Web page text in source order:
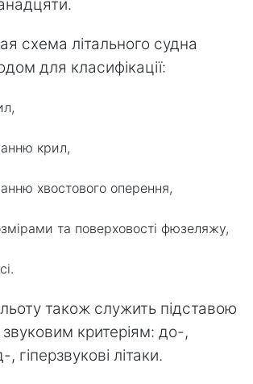
схема літального судна
для класифікації:
крил,
хвостового оперення,
та поверховості фюзеляжу,
також служить підставою
критеріям: до-,
гіперзвукові літаки.